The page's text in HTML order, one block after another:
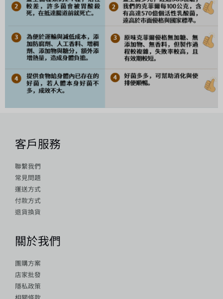
客戶服務
聯繫我們
常見問題
運送方式
付款方式
退貨換貨
關於我們
團購方案
店家批發
隱私政策